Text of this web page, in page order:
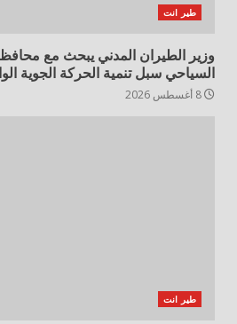
طير انت
وزير الطيران المدني يبحث مع
السياحي سبل تنمية الحركة الجوية
طير انت